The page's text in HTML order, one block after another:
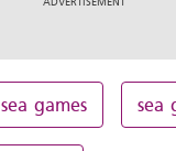
sea games sea